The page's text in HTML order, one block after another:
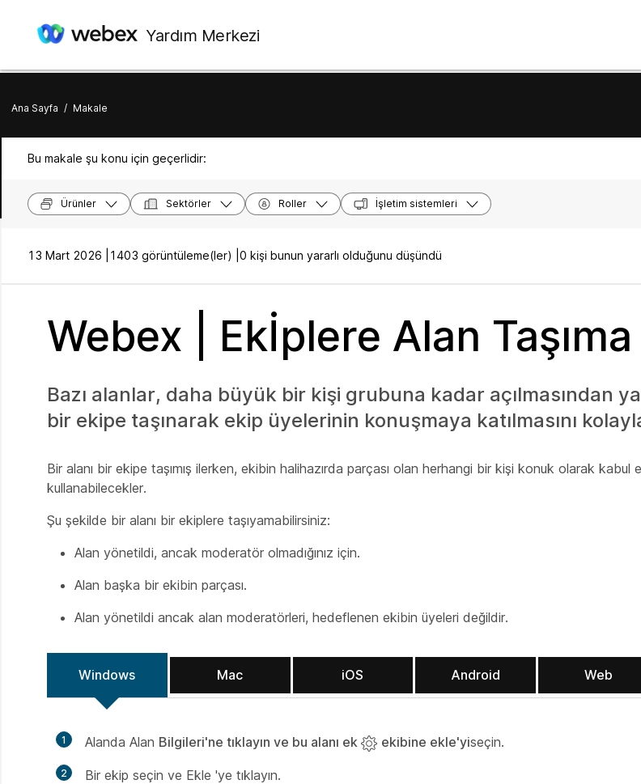
Yardım Merkezi
Ana Sayfa / Makale
Bu makale şu konu için geçerlidir:
Ürünler Sektörler Roller İşletim sistemleri
13 Mart 2026 | 1403 görüntüleme(ler) | 0 kişi bunun yararlı olduğunu düşündü
Webex | Ekİplere Alan Taşıma
Bazı alanlar, daha büyük bir kişi grubuna kadar açılmasından
bir ekipe taşınarak ekip üyelerinin konuşmaya katılmasını
Bir alanı bir ekipe taşımış ilerken, ekibin halihazırda parçası olan herhangi bir kişi konuk olarak kabul
kullanabilecekler.
Şu şekilde bir alanı bir ekiplere taşıyamabilirsiniz:
Alan yönetildi, ancak moderatör olmadığınız için.
Alan başka bir ekibin parçası.
Alan yönetildi ancak alan moderatörleri, hedeflenen ekibin üyeleri değildir.
Windows Mac iOS Android Web
1 Alanda Alan Bilgileri'ne tıklayın ve bu alanı ek ekibine ekle'yiseçin.
2 Bir ekip seçin ve Ekle 'ye tıklayın.